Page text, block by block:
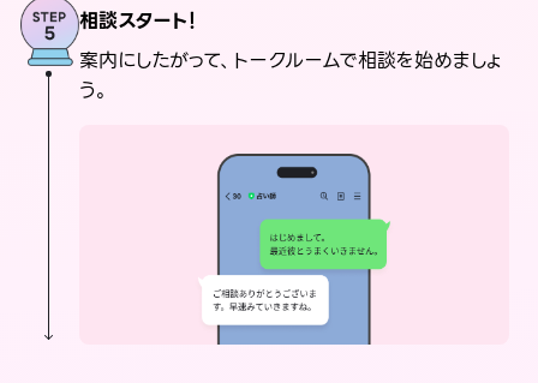
相談スタート！
案内にしたがって、トークルームで相談を始めましょ
う。